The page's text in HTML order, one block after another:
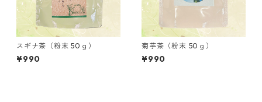
スギナ茶（粉末 50ｇ）
¥990
菊芋茶（粉末 50ｇ）
¥990